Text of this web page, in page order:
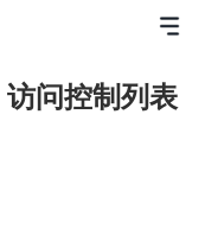
问控制列表